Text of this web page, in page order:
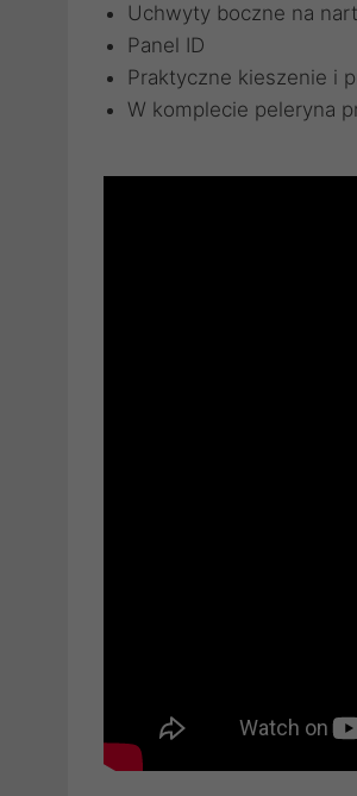
Uchwyty boczne na
Panel ID
Praktyczne kieszenie i
W komplecie peleryna